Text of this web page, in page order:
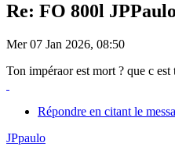
Re: FO 800l JPPaulo
Mer 07 Jan 2026, 08:50
Ton impéraor est mort ? que c est
Répondre en citant le
JPpaulo